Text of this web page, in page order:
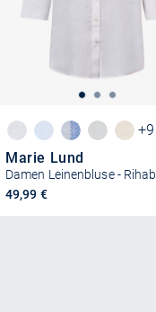
+9
Marie Lund
Damen Leinenbluse - Rihab
49,99 €